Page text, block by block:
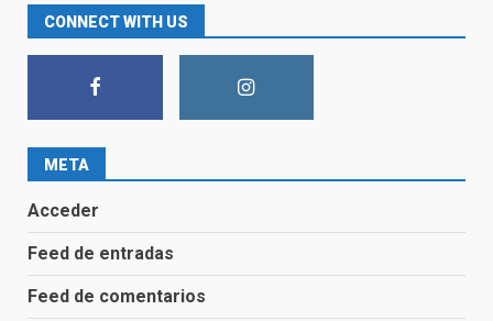
Convierte tu Baño en un Espacio
Moderno y Acogedor con
Nuestras Soluciones de Diseño
Innovador
1
Guía Completa para Cambiar una
CONNECT WITH US
META
Acceder
Feed de entradas
Feed de comentarios